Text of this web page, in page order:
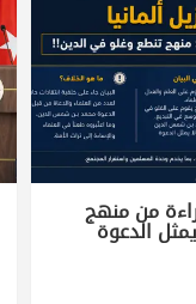
من منهج
الدعوة